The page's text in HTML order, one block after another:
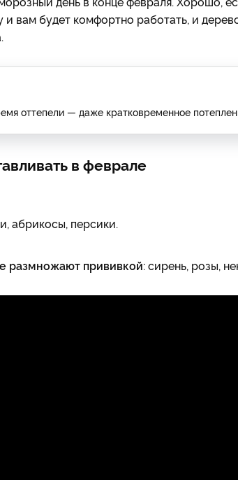
и вам будет комфортно работать, и
оттепели — даже кратковременное
в феврале
абрикосы, персики.
размножают прививкой: сирень, розы,